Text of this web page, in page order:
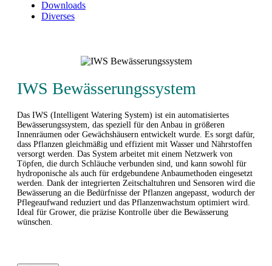
Downloads
Diverses
IWS Bewässerungssystem
Das IWS (Intelligent Watering System) ist ein automatisiertes
Bewässerungssystem, das speziell für den Anbau in größeren
Innenräumen oder Gewächshäusern entwickelt wurde. Es sorgt dafür,
dass Pflanzen gleichmäßig und effizient mit Wasser und Nährstoffen
versorgt werden. Das System arbeitet mit einem Netzwerk von
Töpfen, die durch Schläuche verbunden sind, und kann sowohl für
hydroponische als auch für erdgebundene Anbaumethoden eingesetzt
werden. Dank der integrierten Zeitschaltuhren und Sensoren wird die
Bewässerung an die Bedürfnisse der Pflanzen angepasst, wodurch der
Pflegeaufwand reduziert und das Pflanzenwachstum optimiert wird.
Ideal für Grower, die präzise Kontrolle über die Bewässerung
wünschen.